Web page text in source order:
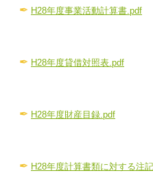
✒ H28年度事業活動計算書.pdf
✒ H28年度貸借対照表.pdf
✒ H28年度財産目録.pdf
✒ H28年度計算書類に対する注